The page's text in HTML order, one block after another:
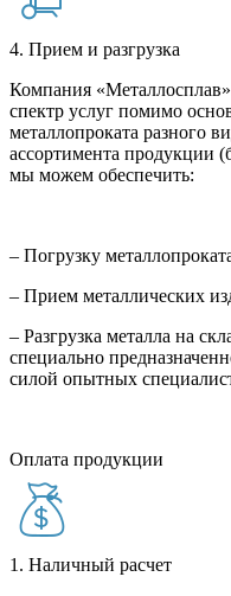
4. Прием и разгрузка
Компания
спектр услуг помимо
металлопроката разного
ассортимента продукции
мы можем обеспечить:
– Погрузку
– Прием металлических
– Разгрузка металла на
специально
силой опытных
Оплата продукции
1. Наличный расчет